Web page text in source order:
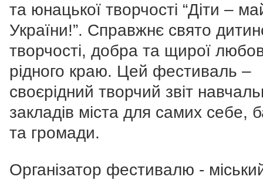
та юнацької творчості “Діти –
України!”. Справжнє свято
творчості, добра та щирої
рідного краю. Цей фестиваль –
своєрідний творчий звіт
закладів міста для самих себе,
та громади.
Організатор фестивалю -